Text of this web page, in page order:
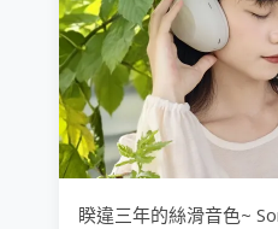
睽違三年的絲滑音色~